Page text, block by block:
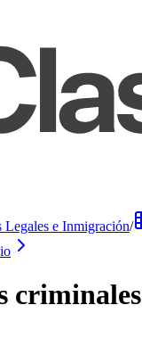
Legales e Inmigración/
criminales